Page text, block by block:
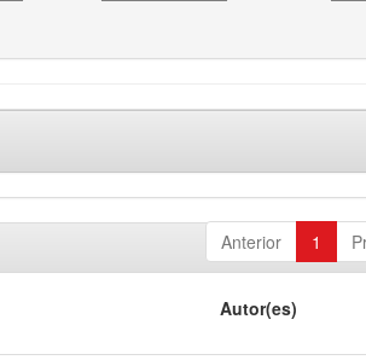
Anterior 1
Autor(es)